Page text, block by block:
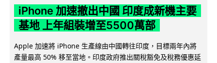
iPhone 加速撤出中國 印度成新機主要
基地 上年組裝增至5500萬部
Apple 加速將 iPhone 生產線由中國轉往印度，目標兩年內將
產量最高 50% 移至當地。印度政府推出關稅豁免及稅務優惠延